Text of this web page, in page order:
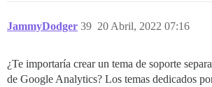
JammyDodger 20 Abril, 2022 07:16
39
¿Te importaría crear un tema de soporte
de Google Analytics? Los temas dedicados